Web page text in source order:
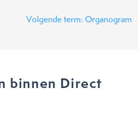
Volgende term: Organogram
binnen Direct